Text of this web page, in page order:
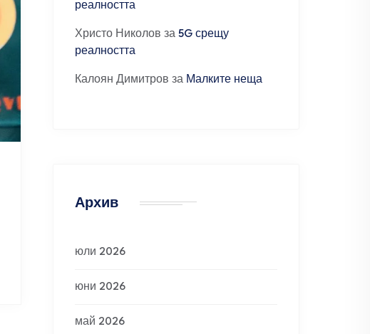
реалността
Христо Николов за 5G срещу
реалността
Калоян Димитров за Малките неща
Архив
юли 2026
юни 2026
май 2026